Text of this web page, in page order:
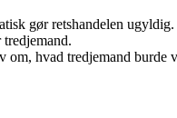
gør retshandelen ugyldig.
om, hvad tredjemand burde